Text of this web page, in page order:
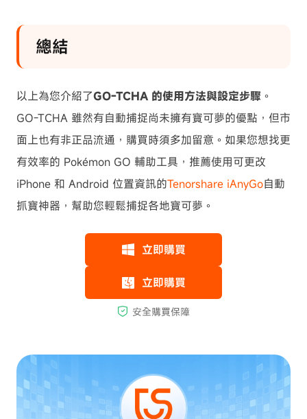
總結
以上為您介紹了GO-TCHA 的使用方法與設定步驟 。
GO-TCHA 雖然有自動捕捉尚未擁有寶可夢的優點，但市
面上也有非正品流通，購買時須多加留意。如果您想找更
有效率的 Pokémon GO 輔助工具，推薦使用可更改
iPhone 和 Android 位置資訊的Tenorshare iAnyGo自動
抓寶神器，幫助您輕鬆捕捉各地寶可夢。